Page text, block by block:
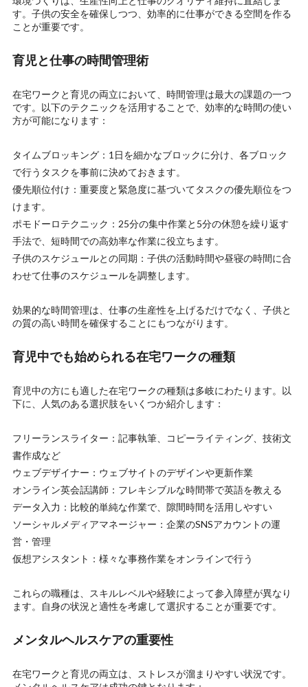
す。子供の安全を確保しつつ、効率的に仕事ができる空間を作る
ことが重要です。
育児と仕事の時間管理術
在宅ワークと育児の両立において、時間管理は最大の課題の一つ
です。以下のテクニックを活用することで、効率的な時間の使い
方が可能になります：
タイムブロッキング：1日を細かなブロックに分け、各ブロック
で行うタスクを事前に決めておきます。
優先順位付け：重要度と緊急度に基づいてタスクの優先順位をつ
けます。
ポモドーロテクニック：25分の集中作業と5分の休憩を繰り返す
手法で、短時間での高効率な作業に役立ちます。
子供のスケジュールとの同期：子供の活動時間や昼寝の時間に合
わせて仕事のスケジュールを調整します。
効果的な時間管理は、仕事の生産性を上げるだけでなく、子供と
の質の高い時間を確保することにもつながります。
育児中でも始められる在宅ワークの種類
育児中の方にも適した在宅ワークの種類は多岐にわたります。以
下に、人気のある選択肢をいくつか紹介します：
フリーランスライター：記事執筆、コピーライティング、技術文
書作成など
ウェブデザイナー：ウェブサイトのデザインや更新作業
オンライン英会話講師：フレキシブルな時間帯で英語を教える
データ入力：比較的単純な作業で、隙間時間を活用しやすい
ソーシャルメディアマネージャー：企業のSNSアカウントの運
営・管理
仮想アシスタント：様々な事務作業をオンラインで行う
これらの職種は、スキルレベルや経験によって参入障壁が異なり
ます。自身の状況と適性を考慮して選択することが重要です。
メンタルヘルスケアの重要性
在宅ワークと育児の両立は、ストレスが溜まりやすい状況です。